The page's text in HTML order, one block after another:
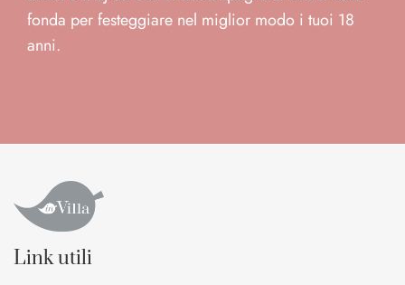
fonda per festeggiare nel miglior modo i tuoi 18
anni.
Link utili